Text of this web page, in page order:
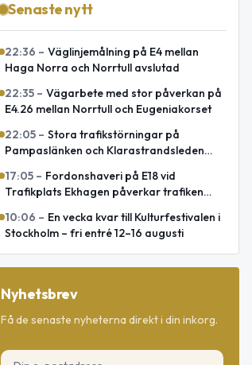
Senaste nytt
22:36 – Väglinjemålning på E4 mellan
Haga Norra och Norrtull avslutad
22:35 – Vägarbete med stor påverkan på
E4.26 mellan Norrtull och Eugeniakorset
22:05 – Stora trafikstörningar på
Pampaslänken och Klarastrandsleden
17:05 – Fordonshaveri på E18 vid
Trafikplats Ekhagen påverkar trafiken
10:06 – En vecka kvar till Kulturfestivalen i
Stockholm – fri entré 12–16 augusti
Nyhetsbrev
Få de senaste nyheterna direkt i din inkorg.